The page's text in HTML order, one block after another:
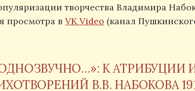
творчества Владимира
просмотра в VK Video (канал
К АТРИБУЦИИ
В.В. НАБОКОВА